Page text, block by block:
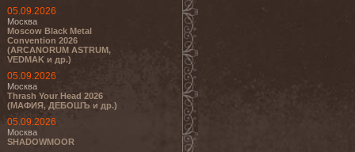
05.09.2026
Москва
Moscow Black Metal
Convention 2026
(ARCANORUM ASTRUM,
VEDMAK и др.)
05.09.2026
Москва
Thrash Your Head 2026
(МАФИЯ, ДЕБОШЪ и др.)
05.09.2026
Москва
SHADOWMOOR